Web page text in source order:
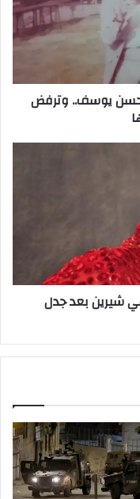
يوسف.. وترفض
شيرين بعد جدل